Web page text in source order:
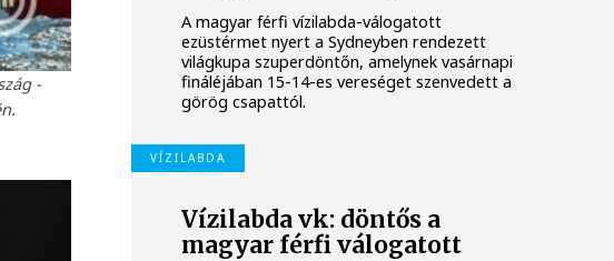
-
A magyar férfi vízilabda-válogatott
ezüstérmet nyert a Sydneyben rendezett
világkupa szuperdöntőn, amelynek vasárnapi
fináléjában 15-14-es vereséget szenvedett a
görög csapattól.
VÍZILABDA
Vízilabda vk: döntős a
magyar férfi válogatott